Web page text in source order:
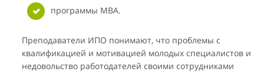
программы МВА.
Преподаватели ИПО понимают, что проблемы с
квалификацией и мотивацией молодых специалистов и
недовольство работодателей своими сотрудниками